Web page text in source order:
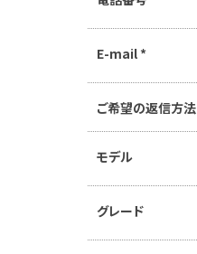
E-mail *
ご希望の返信方法
モデル
グレード